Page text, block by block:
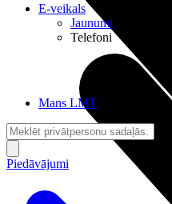
E-veikals
Jaunumi
Telefoni
Mans LMT
Piedāvājumi